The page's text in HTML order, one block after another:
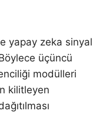
yapay zeka sinyal
üçüncü
modülleri
kilitleyen